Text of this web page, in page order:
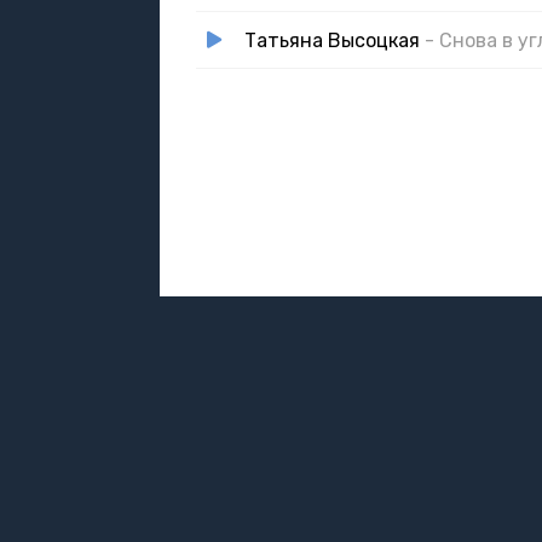
Татьяна Высоцкая - Снова в